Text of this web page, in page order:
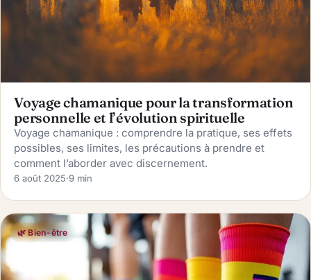
Voyage chamanique pour la transformation
personnelle et l’évolution spirituelle
Voyage chamanique : comprendre la pratique, ses effets
possibles, ses limites, les précautions à prendre et
comment l’aborder avec discernement.
6 août 2025·9 min
🌿 Bien-être